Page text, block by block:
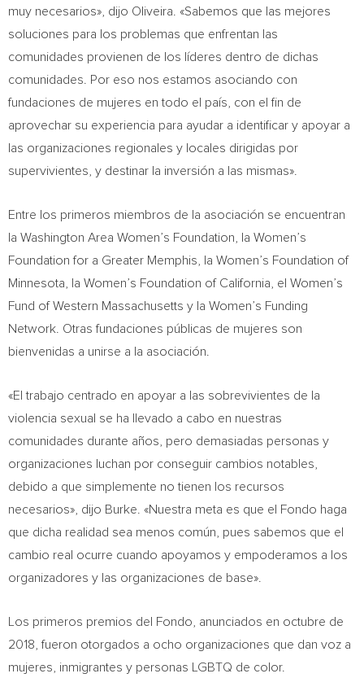
muy necesarios», dijo Oliveira. «Sabemos que las mejores
soluciones para los problemas que enfrentan las
comunidades provienen de los líderes dentro de dichas
comunidades. Por eso nos estamos asociando con
fundaciones de mujeres en todo el país, con el fin de
aprovechar su experiencia para ayudar a identificar y apoyar a
las organizaciones regionales y locales dirigidas por
supervivientes, y destinar la inversión a las mismas».
Entre los primeros miembros de la asociación se encuentran
la Washington Area Women’s Foundation, la Women’s
Foundation for a Greater Memphis , la Women’s Foundation of
Minnesota , la Women’s Foundation of California , el Women’s
Fund ofWestern Massachusetts y la Women’s Funding
Network. Otras fundaciones públicas de mujeres son
bienvenidas a unirse a la asociación.
«El trabajo centrado en apoyar a las sobrevivientes de la
violencia sexual se ha llevado a cabo en nuestras
comunidades durante años, pero demasiadas personas y
organizaciones luchan por conseguir cambios notables,
debido a que simplemente no tienen los recursos
necesarios», dijo Burke. «Nuestra meta es que el Fondo haga
que dicha realidad sea menos común, pues sabemos que el
cambio real ocurre cuando apoyamos y empoderamos a los
organizadores y las organizaciones de base».
Los primeros premios del Fondo, anunciados en octubre de
2018, fueron otorgados a ocho organizaciones que dan voz a
mujeres, inmigrantes y personas LGBTQ de color.